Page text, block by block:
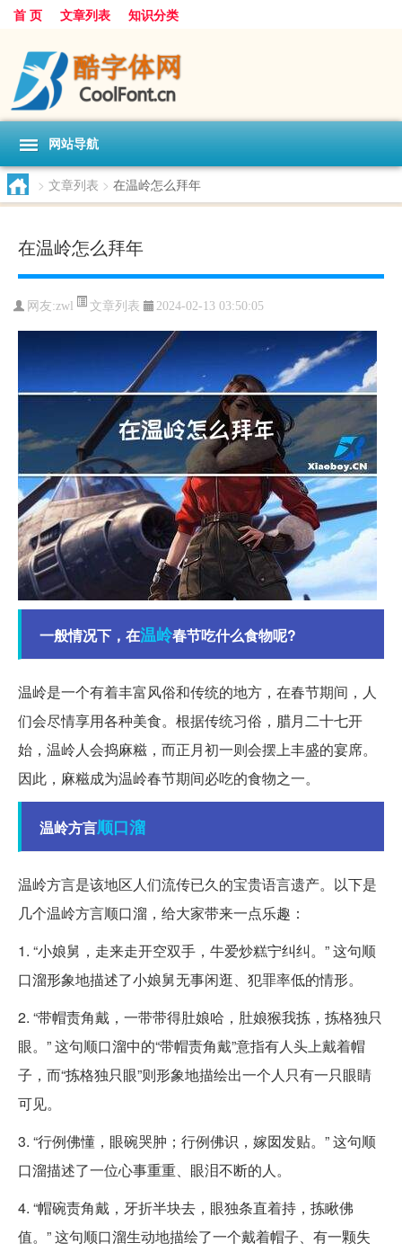
首 页 文章列表 知识分类
网站导航
> 文章列表 > 在温岭怎么拜年
在温岭怎么拜年
网友:zwl 文章列表 2024-02-13 03:50:05
一般情况下，在温岭春节吃什么食物呢?
温岭是一个有着丰富风俗和传统的地方，在春节期间，人
们会尽情享用各种美食。根据传统习俗，腊月二十七开
始，温岭人会捣麻糍，而正月初一则会摆上丰盛的宴席。
因此，麻糍成为温岭春节期间必吃的食物之一。
温岭方言顺口溜
温岭方言是该地区人们流传已久的宝贵语言遗产。以下是
几个温岭方言顺口溜，给大家带来一点乐趣：
1. “小娘舅，走来走开空双手，牛爱炒糕宁纠纠。” 这句顺
口溜形象地描述了小娘舅无事闲逛、犯罪率低的情形。
2. “带帽责角戴，一带带得肚娘哈，肚娘猴我拣，拣格独只
眼。” 这句顺口溜中的“带帽责角戴”意指有人头上戴着帽
子，而“拣格独只眼”则形象地描绘出一个人只有一只眼睛
可见。
3. “行例佛懂，眼碗哭肿；行例佛识，嫁囡发贴。” 这句顺
口溜描述了一位心事重重、眼泪不断的人。
4. “帽碗责角戴，牙折半块去，眼独条直着持，拣瞅佛
值。” 这句顺口溜生动地描绘了一个戴着帽子、有一颗失